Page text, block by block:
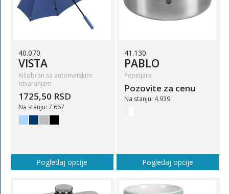
40.070
VISTA
Kišobran sa automatskim
otvaranjem
1725,50 RSD
Na stanju: 7.667
Pogledaj opcije
41.130
PABLO
Pepeljara
Pozovite za cenu
Na stanju: 4.939
Pogledaj opcije